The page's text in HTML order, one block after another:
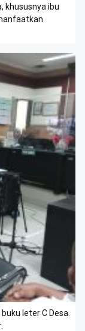
khususnya ibu
leter C Desa.